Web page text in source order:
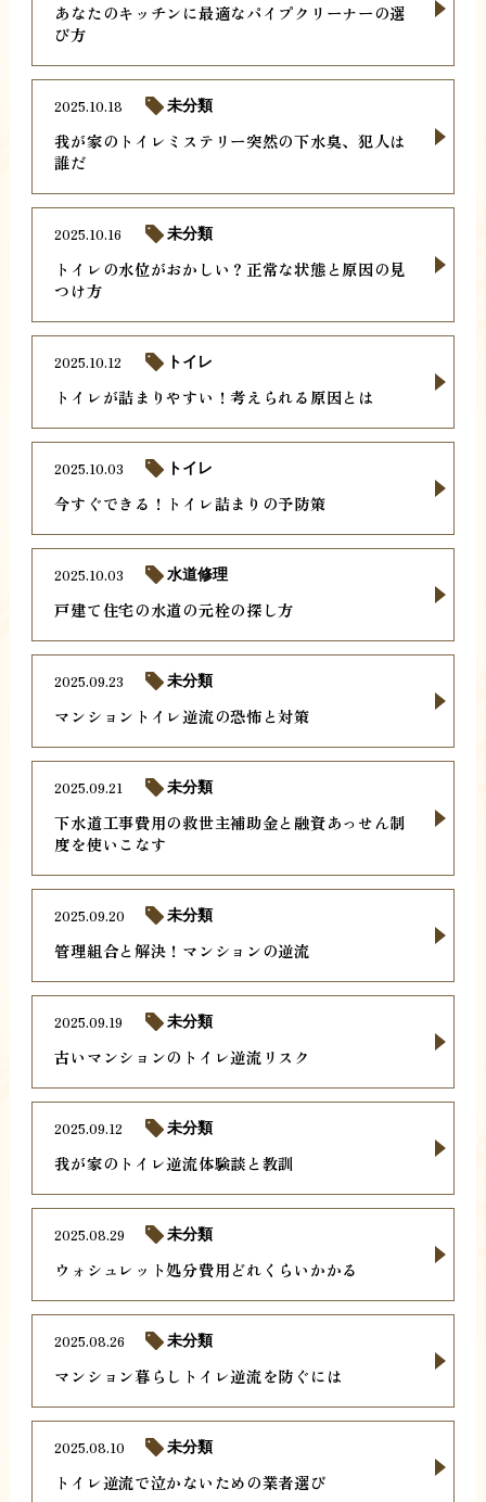
あなたのキッチンに最適なパイプクリーナーの選
び方
我が家のトイレミステリー突然の下水臭、犯人は
誰だ
2025.10.18 未分類
トイレの水位がおかしい？正常な状態と原因の見
つけ方
2025.10.16 未分類
トイレが詰まりやすい！考えられる原因とは
2025.10.12 トイレ
今すぐできる！トイレ詰まりの予防策
2025.10.03 トイレ
戸建て住宅の水道の元栓の探し方
2025.10.03 水道修理
マンショントイレ逆流の恐怖と対策
2025.09.23 未分類
下水道工事費用の救世主補助金と融資あっせん制
度を使いこなす
2025.09.21 未分類
管理組合と解決！マンションの逆流
2025.09.20 未分類
古いマンションのトイレ逆流リスク
2025.09.19 未分類
我が家のトイレ逆流体験談と教訓
2025.09.12 未分類
ウォシュレット処分費用どれくらいかかる
2025.08.29 未分類
マンション暮らしトイレ逆流を防ぐには
2025.08.26 未分類
トイレ逆流で泣かないための業者選び
2025.08.10 未分類